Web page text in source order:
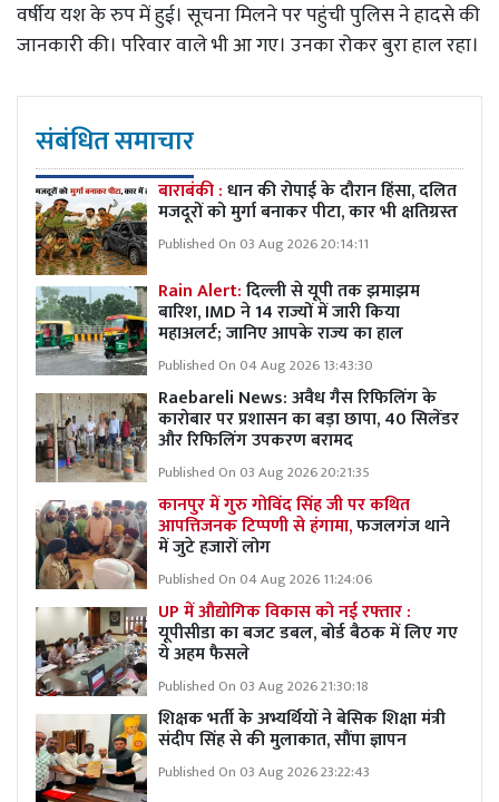
वर्षीय यश के रुप में हुई। सूचना मिलने पर पहुंची पुलिस ने हादसे की
जानकारी की। परिवार वाले भी आ गए। उनका रोकर बुरा हाल रहा।
संबंधित समाचार
बाराबंकी :धान की रोपाई के दौरान हिंसा, दलित
मजदूरों को मुर्गा बनाकर पीटा, कार भी क्षतिग्रस्त
Published On 03 Aug 2026 20:14:11
Rain Alert:दिल्ली से यूपी तक झमाझम
बारिश, IMD ने 14 राज्यों में जारी किया
महाअलर्ट; जानिए आपके राज्य का हाल
Published On 04 Aug 2026 13:43:30
Raebareli News: अवैध गैस रिफिलिंग के
कारोबार पर प्रशासन का बड़ा छापा, 40 सिलेंडर
और रिफिलिंग उपकरण बरामद
Published On 03 Aug 2026 20:21:35
कानपुर में गुरु गोविंद सिंह जी पर कथित
आपत्तिजनक टिप्पणी से हंगामा,फजलगंज थाने
में जुटे हजारों लोग
Published On 04 Aug 2026 11:24:06
UP में औद्योगिक विकास को नई रफ्तार :
यूपीसीडा का बजट डबल, बोर्ड बैठक में लिए गए
ये अहम फैसले
Published On 03 Aug 2026 21:30:18
शिक्षक भर्ती के अभ्यर्थियों ने बेसिक शिक्षा मंत्री
संदीप सिंह से की मुलाकात, सौंपा ज्ञापन
Published On 03 Aug 2026 23:22:43